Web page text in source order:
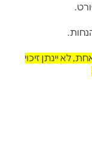
לא יינתן זיכוי